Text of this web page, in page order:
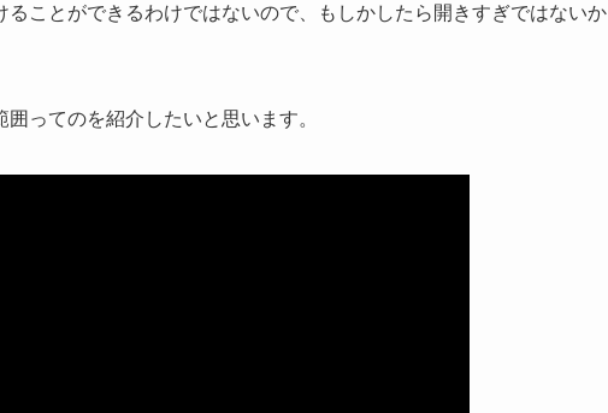
ことができるわけではないので、もしかしたら開きすぎではないか
ってのを紹介したいと思います。